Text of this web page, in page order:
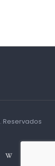
. Reservados